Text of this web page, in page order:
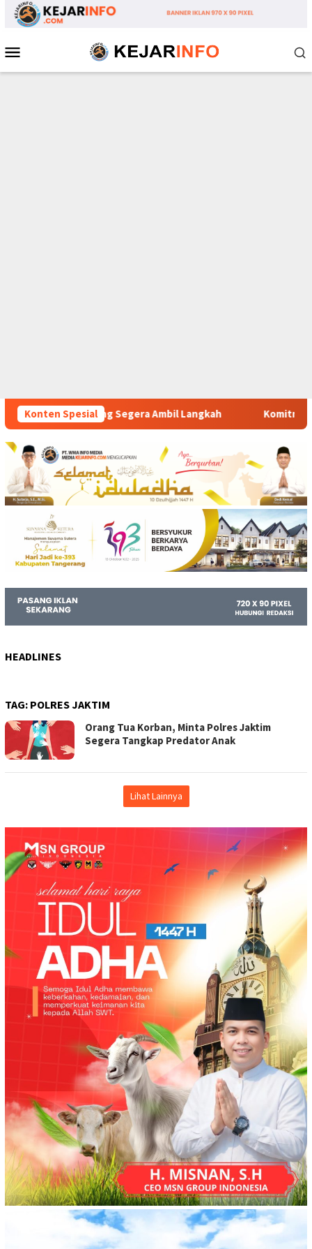
Loncat
Mobile
Konten Spesial
Ambil Langkah Komitmen Polsek Tigaraksa Tindak
HEADLINES
TAG: POLRES JAKTIM
Orang Tua Korban, Minta Polres Jaktim
Segera Tangkap Predator Anak
Lihat Lainnya